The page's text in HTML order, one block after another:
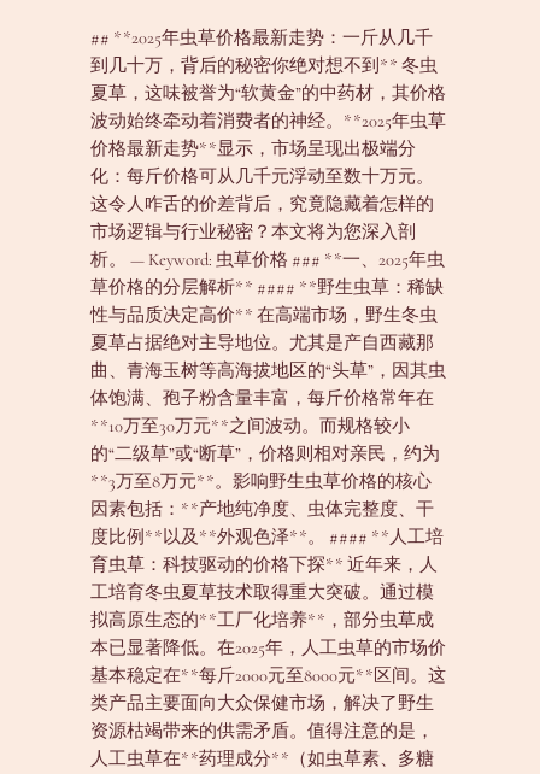
## **2025年虫草价格最新走势：一斤从几千
到几十万，背后的秘密你绝对想不到** 冬虫
夏草，这味被誉为“软黄金”的中药材，其价格
波动始终牵动着消费者的神经。**2025年虫草
价格最新走势**显示，市场呈现出极端分
化：每斤价格可从几千元浮动至数十万元。
这令人咋舌的价差背后，究竟隐藏着怎样的
市场逻辑与行业秘密？本文将为您深入剖
析。 — Keyword: 虫草价格 ### **一、2025年虫
草价格的分层解析** #### **野生虫草：稀缺
性与品质决定高价** 在高端市场，野生冬虫
夏草占据绝对主导地位。尤其是产自西藏那
曲、青海玉树等高海拔地区的“头草”，因其虫
体饱满、孢子粉含量丰富，每斤价格常年在
**10万至30万元**之间波动。而规格较小
的“二级草”或“断草”，价格则相对亲民，约为
**3万至8万元**。影响野生虫草价格的核心
因素包括：**产地纯净度、虫体完整度、干
度比例**以及**外观色泽**。 #### **人工培
育虫草：科技驱动的价格下探** 近年来，人
工培育冬虫夏草技术取得重大突破。通过模
拟高原生态的**工厂化培养**，部分虫草成
本已显著降低。在2025年，人工虫草的市场价
基本稳定在**每斤2000元至8000元**区间。这
类产品主要面向大众保健市场，解决了野生
资源枯竭带来的供需矛盾。值得注意的是，
人工虫草在**药理成分**（如虫草素、多糖